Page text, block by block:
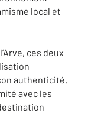
local et
ces deux
authenticité,
avec les